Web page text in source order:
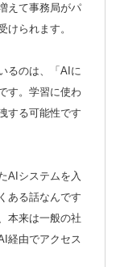
えて事務局がパ
けられます。
るのは、「AIに
す。学習に使わ
する可能性です
AIシステムを入
ある話なんです
本来は一般の社
経由でアクセス